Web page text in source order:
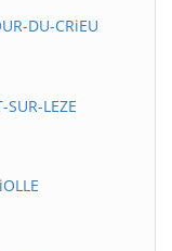
DU-CRiEU
LEZE